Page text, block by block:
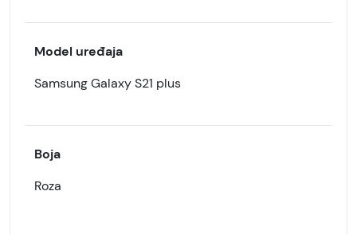
Model uređaja
Samsung Galaxy S21 plus
Boja
Roza